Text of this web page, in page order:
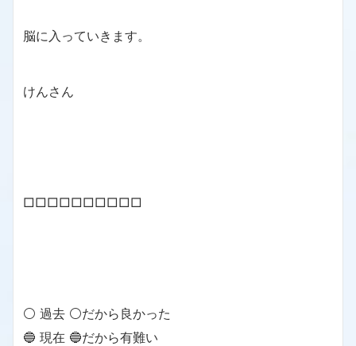
脳に入っていきます。
けんさん
□□□□□□□□□□
⚪ 過去 ⚪だから良かった
🔵 現在 🔵だから有難い